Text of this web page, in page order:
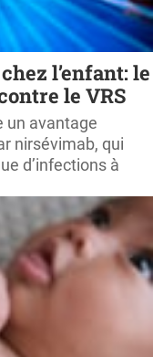
l’enfant: le
le VRS
un avantage
nirsévimab, qui
d’infections à